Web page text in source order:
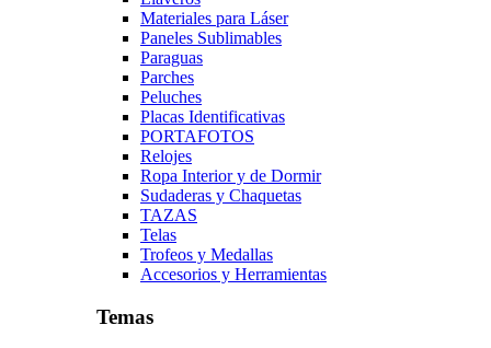
Materiales para Láser
Paneles Sublimables
Paraguas
Parches
Peluches
Placas Identificativas
PORTAFOTOS
Relojes
Ropa Interior y de Dormir
Sudaderas y Chaquetas
TAZAS
Telas
Trofeos y Medallas
Accesorios y Herramientas
Temas